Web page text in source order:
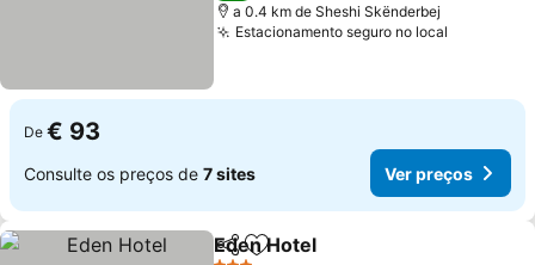
a 0.4 km de Sheshi Skënderbej
Estacionamento seguro no local
De € 93
Consulte os preços de 7 sites Ver preços
PartilharAdicionar aos favoritos
Eden Hotel